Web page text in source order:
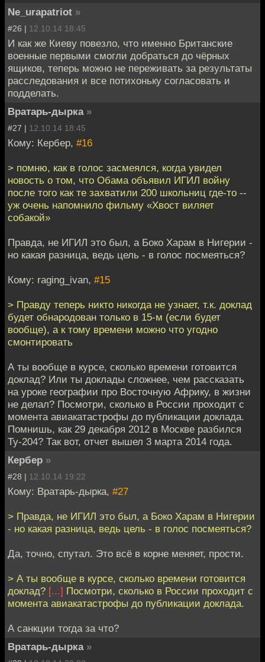
Ne_urapatriot »
#26 | 12.10.14 18:45
И как же Киеву повезло, что именно Британские
военные первыми смогли добраться до чёрных
ящиков, теперь можно не переживать за результаты
расследования и все потихоньку согласовать и
подделать.
Вратарь-дырка »
#27 | 12.10.14 18:45
Кому: Кербер, #16
> помню, как в голос засмеялся, когда увидел
новость о том, что Обама объявил ИГИЛ войну
после того как те захватили 200 школьниц где-то --
уж очень напомнило фильму «Хвост виляет
собакой»
Правда, не ИГИЛ это был, а Боко Харам в Нигерии -
но какая разница, ведь цель - в голос посмеяться?
Кому: raging_ivan, #15
> Правду теперь никто никогда не узнает, т.к. доклад
будет обнародован только в 15-м (если будет
вообще), а к тому времени можно что угодно
смонтировать
А ты вообще в курсе, сколько времени готовится
доклад? Или ты доклады сложнее, чем рассказать
на уроке географии про Восточную Африку, в жизни
не делал? Посмотри, сколько в России проходит с
момента авиакатастрофы до публикации доклада.
Помнишь, как 29 декабря 2012 в Москве разбился
Ту-204? Так вот, отчет вышел 3 марта 2014 года.
Кербер »
#28 | 12.10.14 19:22
Кому: Вратарь-дырка, #27
> Правда, не ИГИЛ это был, а Боко Харам в Нигерии
- но какая разница, ведь цель - в голос посмеяться?
Да, точно, спутал. Это всё в корне меняет, прости.
> А ты вообще в курсе, сколько времени готовится
доклад? [...] Посмотри, сколько в России проходит с
момента авиакатастрофы до публикации доклада.
А санкции тогда за что?
Вратарь-дырка »